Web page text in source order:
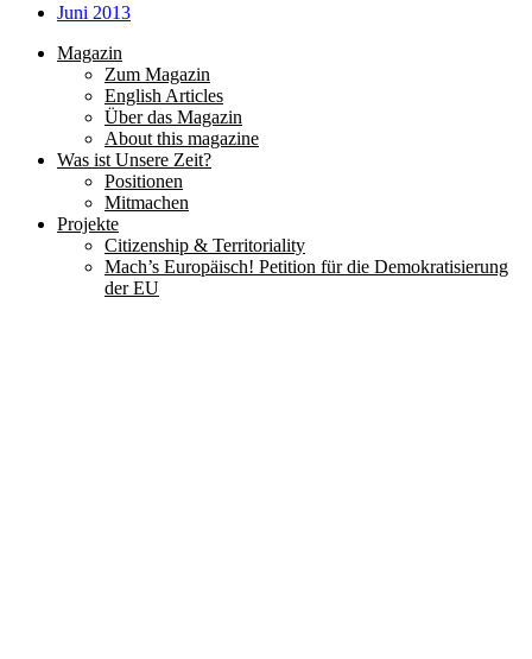
Juni 2013
Magazin
Zum Magazin
English Articles
Über das Magazin
About this magazine
Was ist Unsere Zeit?
Positionen
Mitmachen
Projekte
Citizenship & Territoriality
Mach’s Europäisch! Petition für die Demokratisierung
der EU